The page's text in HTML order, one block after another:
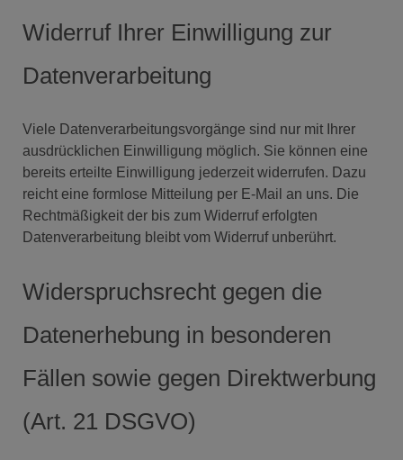
Widerruf Ihrer Einwilligung zur
Datenverarbeitung
Viele Datenverarbeitungsvorgänge sind nur mit Ihrer
ausdrücklichen Einwilligung möglich. Sie können eine
bereits erteilte Einwilligung jederzeit widerrufen. Dazu
reicht eine formlose Mitteilung per E-Mail an uns. Die
Rechtmäßigkeit der bis zum Widerruf erfolgten
Datenverarbeitung bleibt vom Widerruf unberührt.
Widerspruchsrecht gegen die
Datenerhebung in besonderen
Fällen sowie gegen Direktwerbung
(Art. 21 DSGVO)